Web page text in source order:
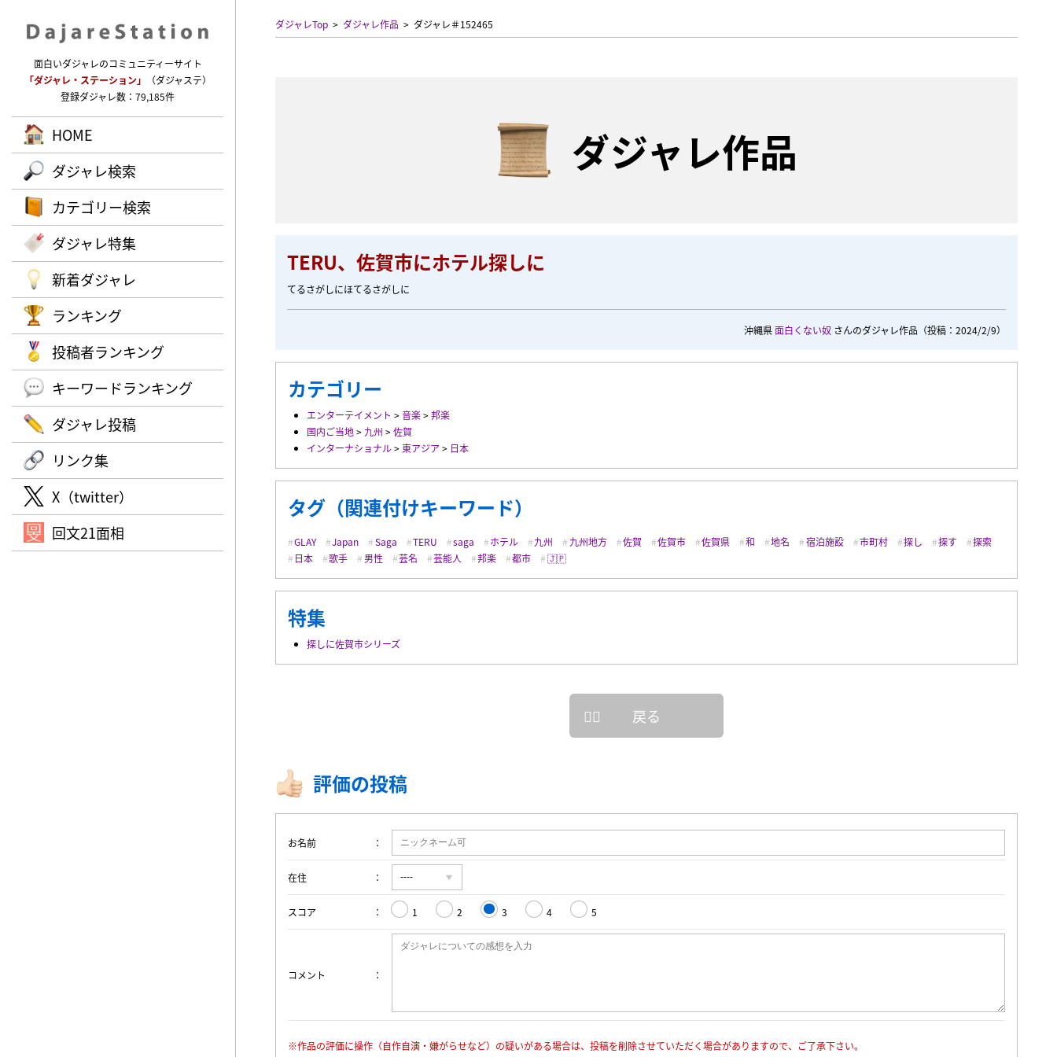
面白いダジャレのコミュニティーサイト
「ダジャレ・ステーション」
（ダジャステ）
登録ダジャレ数：79,185件
HOME
ダジャレ検索
カテゴリー検索
ダジャレ特集
新着ダジャレ
ランキング
投稿者ランキング
キーワードランキング
ダジャレ投稿
リンク集
X（twitter）
回文21面相
ダジャレTop ダジャレ作品 ダジャレ＃152465
ダジャレ作品
TERU、佐賀市にホテル探しに
てるさがしにほてるさがしに
沖縄県面白くない奴 さんのダジャレ作品 （投稿：2024/2/9）
カテゴリー
エンターテイメント >音楽>邦楽
国内ご当地> 九州 >佐賀
インターナショナル>東アジア > 日本
タグ（関連付けキーワード）
GLAY Japan Saga TERU saga ホテル 九州 九州地方 佐賀 佐賀市 佐賀県 和 地名 宿泊施設 市町村 探し 探す
探索
日本
歌手 男性 芸名 芸能人 邦楽 都市 🇯🇵
特集
探しに佐賀市シリーズ
戻る
評価の投稿
お名前
在住
スコア 1 2 3 4 5
コメント
※作品の評価に操作（自作自演・嫌がらせなど）の疑いがある場合は、投稿を削除させていただく場合がありますので、ご了承下さい。